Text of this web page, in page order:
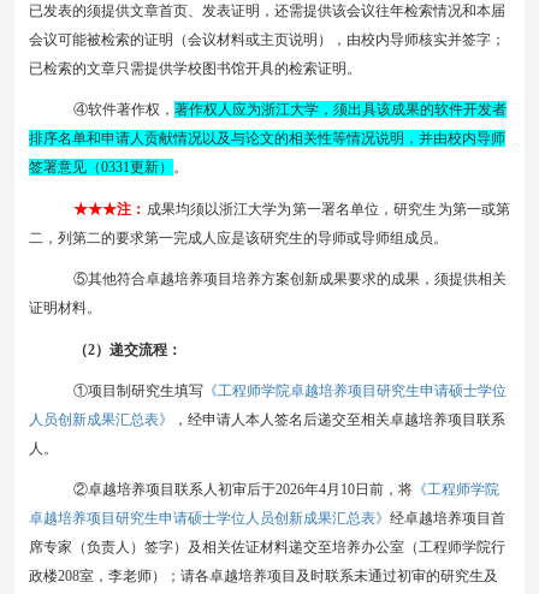
已发表的须提供文章首页、发表证明，还需提供该会议往年检索情况和本届
会议可能被检索的证明（会议材料或主页说明），由校内导师核实并签字；
已检索的文章只需提供学校图书馆开具的检索证明。
④软件著作权， 著作权人应为浙江大学，须出具该成果的软件开发者
排序名单和申请人贡献情况以及与论文的相关性等情况说明，并由校内导师
签署意见（0331更新） 。
★★★注： 成果均须以浙江大学为第一署名单位，研究生为第一或第
二，列第二的要求第一完成人应是该研究生的导师或导师组成员。
⑤其他符合卓越培养项目培养方案创新成果要求的成果，须提供相关
证明材料。
（2）递交流程：
①项目制研究生填写 《工程师学院卓越培养项目研究生申请硕士学位
人员创新成果汇总表》
，经申请人本人签名后递交至相关卓越培养项目联系
人。
②卓越培养项目联系人初审后于2026年4月 10日前，将 《工程师学院
卓越培养项目研究生申请硕士学位人员创新成果汇总表》 经卓越培养项目首
席专家（负责人）签字）及相关佐证材料递交至培养办公室（工程师学院行
政楼208室 ， 李老师）；请各卓越培养项目及时联系未通过初审的研究生及